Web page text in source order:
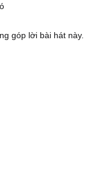
góp lời bài hát này.